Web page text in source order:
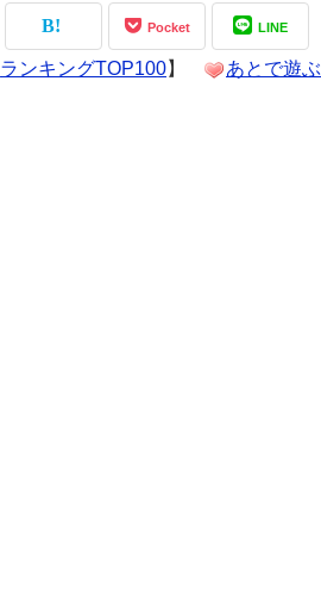
Pocket LINE
ランキングTOP100】 あとで遊ぶ